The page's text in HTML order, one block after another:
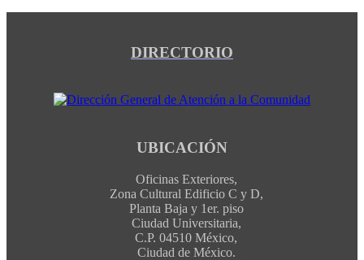
DIRECTORIO
UBICACIÓN
Oficinas Exteriores,
Zona Cultural Edificio C y D,
Planta Baja y 1er. piso
Ciudad Universitaria,
C.P. 04510 México,
Ciudad de México.